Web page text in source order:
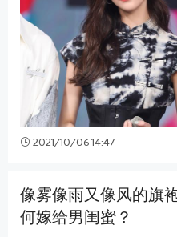
2021/10/06 14:47
像雾像雨又像风的旗
何嫁给男闺蜜？